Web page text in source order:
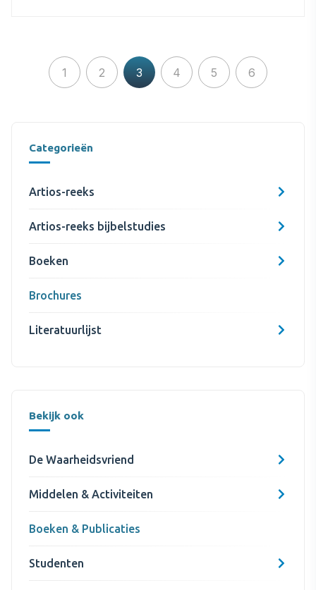
1 2 3 4 5 6
Categorieën
Artios-reeks
Artios-reeks bijbelstudies
Boeken
Brochures
Literatuurlijst
Bekijk ook
De Waarheidsvriend
Middelen & Activiteiten
Boeken & Publicaties
Studenten